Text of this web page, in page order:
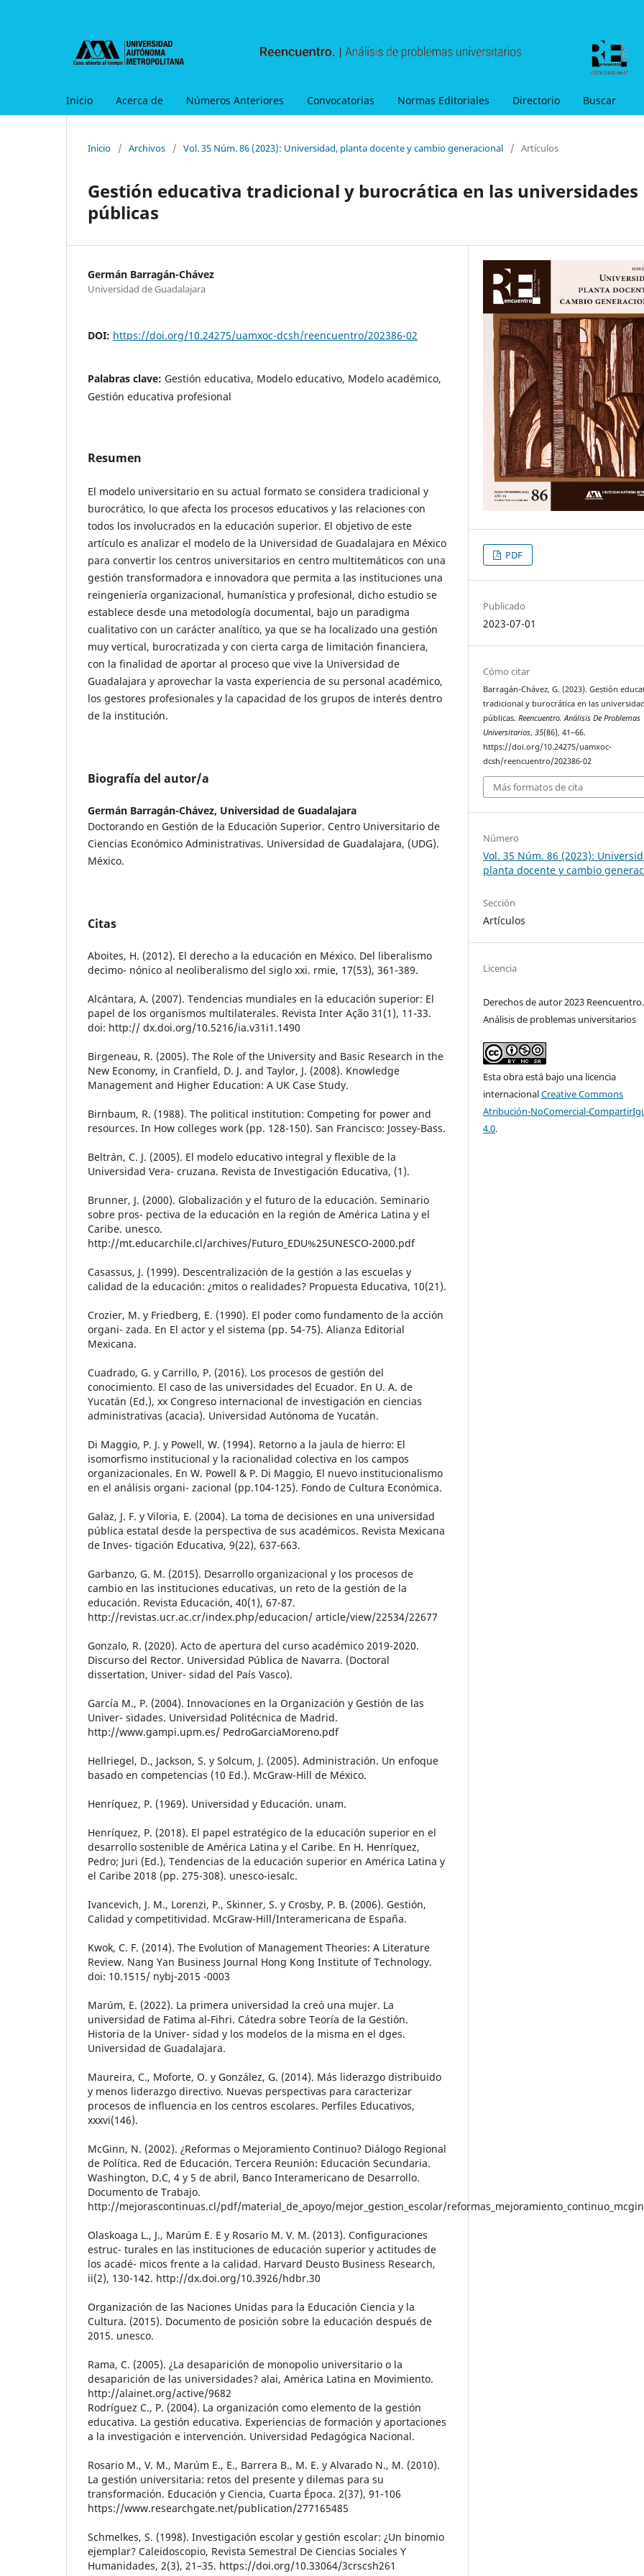
Inicio Acerca de Números Anteriores Convocatorias Normas Editoriales Directorio Buscar
Inicio / Archivos / Vol. 35 Núm. 86 (2023): Universidad, planta docente y cambio generacional / Artículos
Gestión educativa tradicional y burocrática en las universidades
públicas
Germán Barragán-Chávez
Universidad de Guadalajara
DOI: https://doi.org/10.24275/uamxoc-dcsh/reencuentro/202386-02
Palabras clave: Gestión educativa, Modelo educativo, Modelo académico,
Gestión educativa profesional
Resumen
El modelo universitario en su actual formato se considera tradicional y
burocrático, lo que afecta los procesos educativos y las relaciones con
todos los involucrados en la educación superior. El objetivo de este
artículo es analizar el modelo de la Universidad de Guadalajara en México
para convertir los centros universitarios en centro multitemáticos con una
gestión transformadora e innovadora que permita a las instituciones una
reingeniería organizacional, humanística y profesional, dicho estudio se
establece desde una metodología documental, bajo un paradigma
cualitativo con un carácter analítico, ya que se ha localizado una gestión
muy vertical, burocratizada y con cierta carga de limitación financiera,
con la finalidad de aportar al proceso que vive la Universidad de
Guadalajara y aprovechar la vasta experiencia de su personal académico,
los gestores profesionales y la capacidad de los grupos de interés dentro
de la institución.
Biografía del autor/a
Germán Barragán-Chávez, Universidad de Guadalajara
Doctorando en Gestión de la Educación Superior. Centro Universitario de
Ciencias Económico Administrativas. Universidad de Guadalajara, (UDG).
México.
Citas
Aboites, H. (2012). El derecho a la educación en México. Del liberalismo
decimo- nónico al neoliberalismo del siglo xxi. rmie, 17(53), 361-389.
Alcántara, A. (2007). Tendencias mundiales en la educación superior: El
papel de los organismos multilaterales. Revista Inter Ação 31(1), 11-33.
doi: http:// dx.doi.org/10.5216/ia.v31i1.1490
Birgeneau, R. (2005). The Role of the University and Basic Research in the
New Economy, in Cranfield, D. J. and Taylor, J. (2008). Knowledge
Management and Higher Education: A UK Case Study.
Birnbaum, R. (1988). The political institution: Competing for power and
resources. In How colleges work (pp. 128-150). San Francisco: Jossey-Bass.
Beltrán, C. J. (2005). El modelo educativo integral y flexible de la
Universidad Vera- cruzana. Revista de Investigación Educativa, (1).
Brunner, J. (2000). Globalización y el futuro de la educación. Seminario
sobre pros- pectiva de la educación en la región de América Latina y el
Caribe. unesco.
http://mt.educarchile.cl/archives/Futuro_EDU%25UNESCO-2000.pdf
Casassus, J. (1999). Descentralización de la gestión a las escuelas y
calidad de la educación: ¿mitos o realidades? Propuesta Educativa, 10(21).
Crozier, M. y Friedberg, E. (1990). El poder como fundamento de la acción
organi- zada. En El actor y el sistema (pp. 54-75). Alianza Editorial
Mexicana.
Cuadrado, G. y Carrillo, P. (2016). Los procesos de gestión del
conocimiento. El caso de las universidades del Ecuador. En U. A. de
Yucatán (Ed.), xx Congreso internacional de investigación en ciencias
administrativas (acacia). Universidad Autónoma de Yucatán.
Di Maggio, P. J. y Powell, W. (1994). Retorno a la jaula de hierro: El
isomorfismo institucional y la racionalidad colectiva en los campos
organizacionales. En W. Powell & P. Di Maggio, El nuevo institucionalismo
en el análisis organi- zacional (pp.104-125). Fondo de Cultura Económica.
Galaz, J. F. y Viloria, E. (2004). La toma de decisiones en una universidad
pública estatal desde la perspectiva de sus académicos. Revista Mexicana
de Inves- tigación Educativa, 9(22), 637-663.
Garbanzo, G. M. (2015). Desarrollo organizacional y los procesos de
cambio en las instituciones educativas, un reto de la gestión de la
educación. Revista Educación, 40(1), 67-87.
http://revistas.ucr.ac.cr/index.php/educacion/ article/view/22534/22677
Gonzalo, R. (2020). Acto de apertura del curso académico 2019-2020.
Discurso del Rector. Universidad Pública de Navarra. (Doctoral
dissertation, Univer- sidad del País Vasco).
García M., P. (2004). Innovaciones en la Organización y Gestión de las
Univer- sidades. Universidad Politécnica de Madrid.
http://www.gampi.upm.es/ PedroGarciaMoreno.pdf
Hellriegel, D., Jackson, S. y Solcum, J. (2005). Administración. Un enfoque
basado en competencias (10 Ed.). McGraw-Hill de México.
Henríquez, P. (1969). Universidad y Educación. unam.
Henríquez, P. (2018). El papel estratégico de la educación superior en el
desarrollo sostenible de América Latina y el Caribe. En H. Henríquez,
Pedro; Juri (Ed.), Tendencias de la educación superior en América Latina y
el Caribe 2018 (pp. 275-308). unesco-iesalc.
Ivancevich, J. M., Lorenzi, P., Skinner, S. y Crosby, P. B. (2006). Gestión,
Calidad y competitividad. McGraw-Hill/Interamericana de España.
Kwok, C. F. (2014). The Evolution of Management Theories: A Literature
Review. Nang Yan Business Journal Hong Kong Institute of Technology.
doi: 10.1515/ nybj-2015 -0003
Marúm, E. (2022). La primera universidad la creó una mujer. La
universidad de Fatima al-Fihri. Cátedra sobre Teoría de la Gestión.
Historia de la Univer- sidad y los modelos de la misma en el dges.
Universidad de Guadalajara.
Maureira, C., Moforte, O. y González, G. (2014). Más liderazgo distribuido
y menos liderazgo directivo. Nuevas perspectivas para caracterizar
procesos de influencia en los centros escolares. Perfiles Educativos,
xxxvi(146).
McGinn, N. (2002). ¿Reformas o Mejoramiento Continuo? Diálogo Regional
de Política. Red de Educación. Tercera Reunión: Educación Secundaria.
Washington, D.C, 4 y 5 de abril, Banco Interamericano de Desarrollo.
Documento de Trabajo.
http://mejorascontinuas.cl/pdf/material_de_apoyo/mejor_gestion_escolar/
Olaskoaga L., J., Marúm E. E y Rosario M. V. M. (2013). Configuraciones
estruc- turales en las instituciones de educación superior y actitudes de
los acadé- micos frente a la calidad. Harvard Deusto Business Research,
ii(2), 130-142. http://dx.doi.org/10.3926/hdbr.30
Organización de las Naciones Unidas para la Educación Ciencia y la
Cultura. (2015). Documento de posición sobre la educación después de
2015. unesco.
Rama, C. (2005). ¿La desaparición de monopolio universitario o la
desaparición de las universidades? alai, América Latina en Movimiento.
http://alainet.org/active/9682
Rodríguez C., P. (2004). La organización como elemento de la gestión
educativa. La gestión educativa. Experiencias de formación y aportaciones
a la investigación e intervención. Universidad Pedagógica Nacional.
Rosario M., V. M., Marúm E., E., Barrera B., M. E. y Alvarado N., M. (2010).
La gestión universitaria: retos del presente y dilemas para su
transformación. Educación y Ciencia, Cuarta Época. 2(37), 91-106
https://www.researchgate.net/publication/277165485
Schmelkes, S. (1998). Investigación escolar y gestión escolar: ¿Un binomio
ejemplar? Caleidoscopio, Revista Semestral De Ciencias Sociales Y
Humanidades, 2(3), 21–35. https://doi.org/10.33064/3crscsh261
PDF
Publicado
2023-07-01
Cómo citar
Barragán-Chávez, G. (2023). Gestión
tradicional y burocrática en las
públicas.Reencuentro. Análisis De Problemas
Universitarios,35(86), 41–66.
https://doi.org/10.24275/uamxoc-
dcsh/reencuentro/202386-02
Más formatos de cita
Número
Vol. 35 Núm. 86 (2023):
planta docente y cambio
Sección
Artículos
Licencia
Derechos de autor 2023 Reencuentro.
Análisis de problemas universitarios
Esta obra está bajo una licencia
internacionalCreative Commons
Atribución-NoComercial-
4.0.